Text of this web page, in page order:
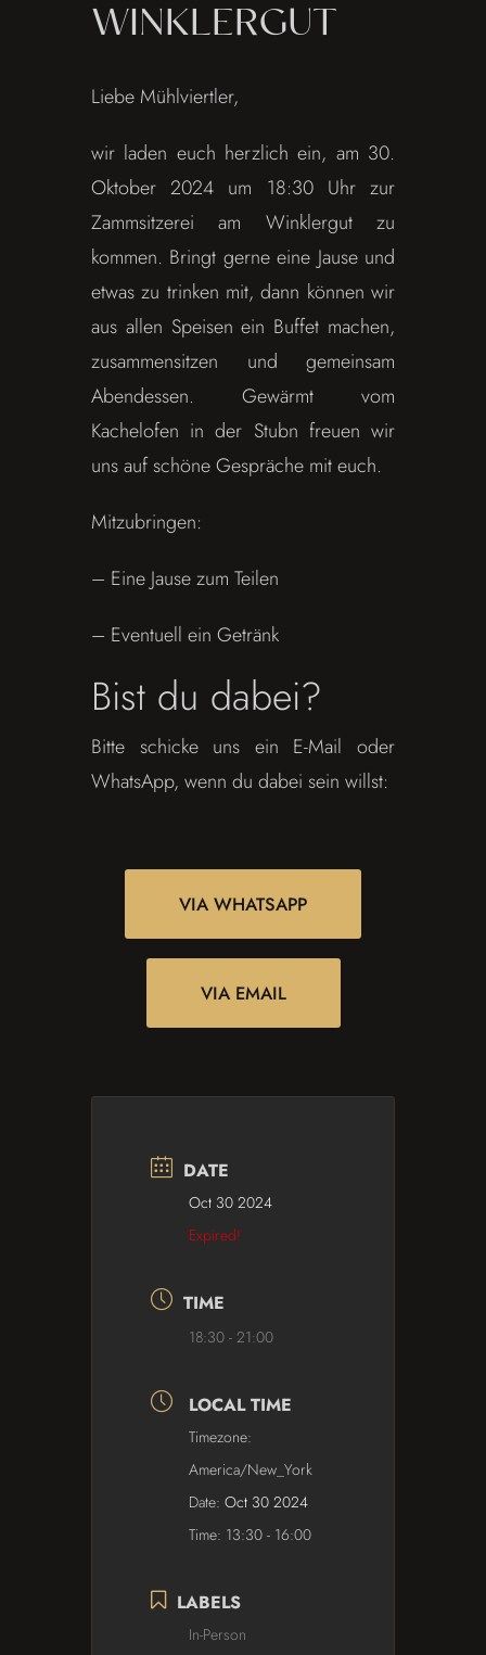
WINKLERGUT
Liebe Mühlviertler,
wir laden euch herzlich ein, am 30.
Oktober 2024 um 18:30 Uhr zur
Zammsitzerei am Winklergut zu
kommen. Bringt gerne eine Jause und
etwas zu trinken mit, dann können wir
aus allen Speisen ein Buffet machen,
zusammensitzen und gemeinsam
Abendessen. Gewärmt vom
Kachelofen in der Stubn freuen wir
uns auf schöne Gespräche mit euch.
Mitzubringen:
– Eine Jause zum Teilen
– Eventuell ein Getränk
Bist du dabei?
Bitte schicke uns ein E-Mail oder
WhatsApp, wenn du dabei sein willst:
VIA WHATSAPP
VIA EMAIL
DATE
Oct 30 2024
Expired!
TIME
18:30 - 21:00
LOCAL TIME
Timezone:
America/New_York
Date: Oct 30 2024
Time: 13:30 - 16:00
LABELS
In-Person